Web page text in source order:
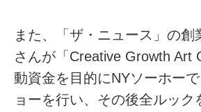
また、「ザ・ニュース」の創
さんが「Creative Growth Art
動資金を目的にNYソーホー
ョーを行い、その後全ルック